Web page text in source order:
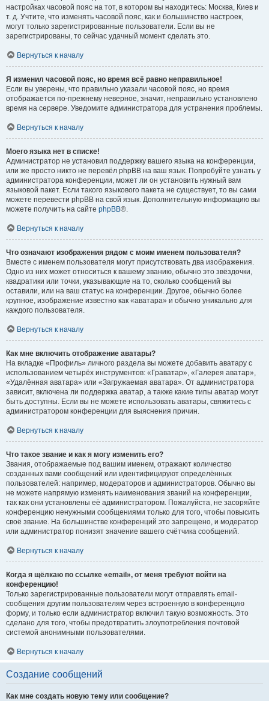
настройках часовой пояс на тот, в котором вы находитесь: Москва, Киев и
т. д. Учтите, что изменять часовой пояс, как и большинство настроек,
могут только зарегистрированные пользователи. Если вы не
зарегистрированы, то сейчас удачный момент сделать это.
Вернуться к началу
Я изменил часовой пояс, но время всё равно неправильное!
Если вы уверены, что правильно указали часовой пояс, но время
отображается по-прежнему неверное, значит, неправильно установлено
время на сервере. Уведомите администратора для устранения проблемы.
Вернуться к началу
Моего языка нет в списке!
Администратор не установил поддержку вашего языка на конференции,
или же просто никто не перевёл phpBB на ваш язык. Попробуйте узнать у
администратора конференции, может ли он установить нужный вам
языковой пакет. Если такого языкового пакета не существует, то вы сами
можете перевести phpBB на свой язык. Дополнительную информацию вы
можете получить на сайте phpBB®.
Вернуться к началу
Что означают изображения рядом с моим именем пользователя?
Вместе с именем пользователя могут присутствовать два изображения.
Одно из них может относиться к вашему званию, обычно это звёздочки,
квадратики или точки, указывающие на то, сколько сообщений вы
оставили, или на ваш статус на конференции. Другое, обычно более
крупное, изображение известно как «аватара» и обычно уникально для
каждого пользователя.
Вернуться к началу
Как мне включить отображение аватары?
На вкладке «Профиль» личного раздела вы можете добавить аватару с
использованием четырёх инструментов: «Граватар», «Галерея аватар»,
«Удалённая аватара» или «Загружаемая аватара». От администратора
зависит, включена ли поддержка аватар, а также какие типы аватар могут
быть доступны. Если вы не можете использовать аватары, свяжитесь с
администратором конференции для выяснения причин.
Вернуться к началу
Что такое звание и как я могу изменить его?
Звания, отображаемые под вашим именем, отражают количество
созданных вами сообщений или идентифицируют определённых
пользователей: например, модераторов и администраторов. Обычно вы
не можете напрямую изменять наименования званий на конференции,
так как они установлены её администратором. Пожалуйста, не засоряйте
конференцию ненужными сообщениями только для того, чтобы повысить
своё звание. На большинстве конференций это запрещено, и модератор
или администратор понизят значение вашего счётчика сообщений.
Вернуться к началу
Когда я щёлкаю по ссылке «email», от меня требуют войти на
конференцию!
Только зарегистрированные пользователи могут отправлять email-
сообщения другим пользователям через встроенную в конференцию
форму, и только если администратор включил такую возможность. Это
сделано для того, чтобы предотвратить злоупотребления почтовой
системой анонимными пользователями.
Вернуться к началу
Создание сообщений
Как мне создать новую тему или сообщение?